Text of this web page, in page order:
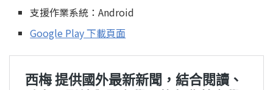
支援作業系統：Android
Google Play 下載頁面